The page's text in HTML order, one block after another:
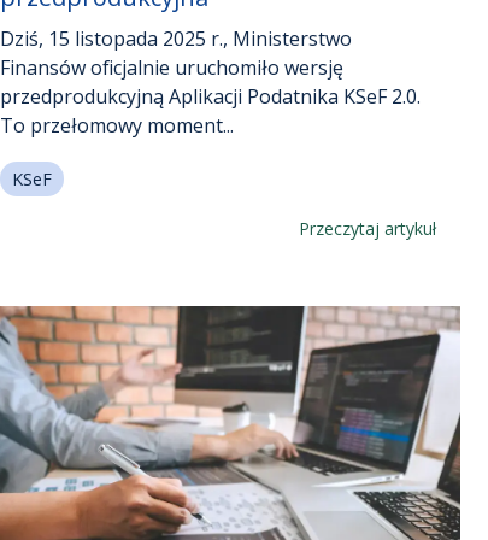
Dziś, 15 listopada 2025 r., Ministerstwo
Finansów oficjalnie uruchomiło wersję
przedprodukcyjną Aplikacji Podatnika KSeF 2.0.
To przełomowy moment...
KSeF
Przeczytaj artykuł